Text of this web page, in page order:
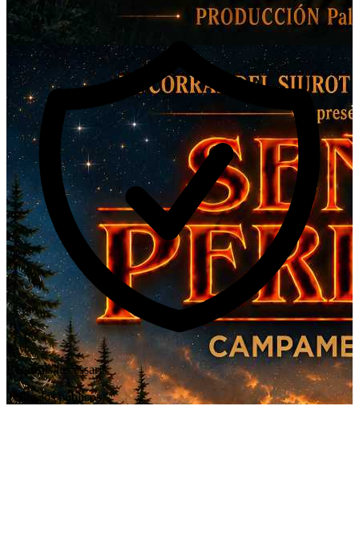
Requisits necessaris
Todos los públicos